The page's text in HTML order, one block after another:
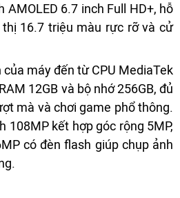
6.7 inch Full HD+, hỗ
thị 16.7 triệu màu rực rỡ và cử
máy đến từ CPU MediaTek
12GB và bộ nhớ 256GB, đủ
mà và chơi game phổ thông.
108MP kết hợp góc rộng 5MP,
có đèn flash giúp chụp ảnh